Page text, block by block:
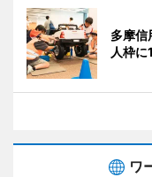
多摩
人枠
ワ